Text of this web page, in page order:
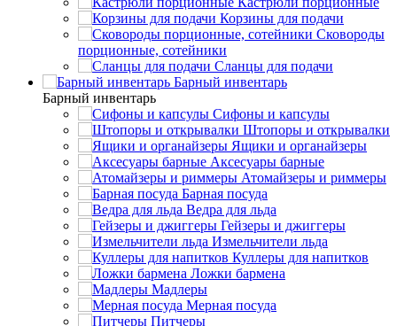
Корзины для подачи
Сковороды
порционные, сотейники
Сланцы для подачи
Барный инвентарь
Барный инвентарь
Сифоны и капсулы
Штопоры и открывалки
Ящики и органайзеры
Аксесуары барные
Атомайзеры и риммеры
Барная посуда
Ведра для льда
Гейзеры и джиггеры
Измельчители льда
Куллеры для напитков
Ложки бармена
Мадлеры
Мерная посуда
Питчеры